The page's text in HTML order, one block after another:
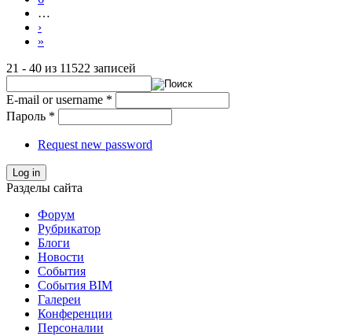
…
›
»
21 - 40 из 11522 записей
E-mail or username *
Пароль *
Request new password
Log in
Разделы сайта
Форум
Рубрикатор
Блоги
Новости
События
События BIM
Галереи
Конференции
Персоналии